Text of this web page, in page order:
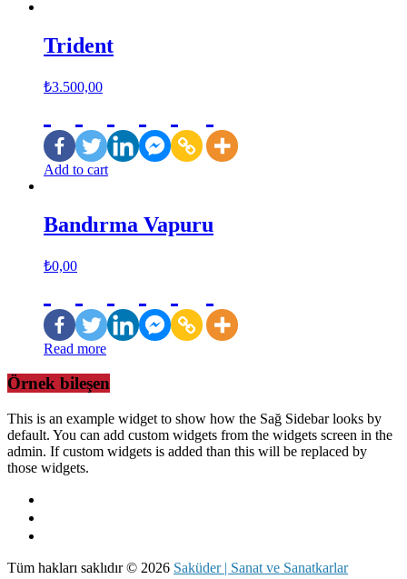
Trident
₺3.500,00
Add to cart
Bandırma Vapuru
₺0,00
Read more
Örnek bileşen
This is an example widget to show how the Sağ Sidebar looks by
default. You can add custom widgets from the widgets screen in the
admin. If custom widgets is added than this will be replaced by
those widgets.
Tüm hakları saklıdır © 2026 Saküder | Sanat ve Sanatkarlar